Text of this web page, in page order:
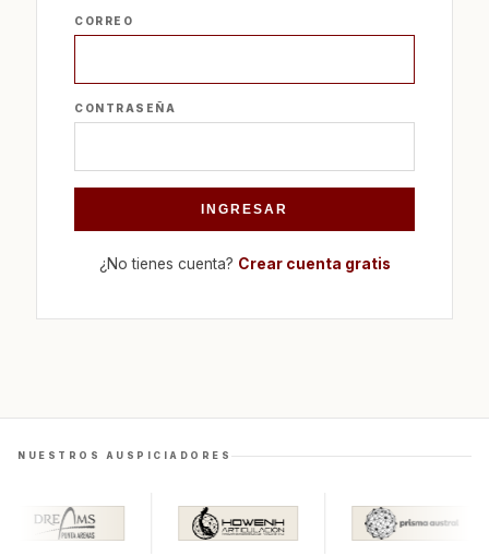
CORREO
CONTRASEÑA
INGRESAR
¿No tienes cuenta? Crear cuenta gratis
NUESTROS AUSPICIADORES